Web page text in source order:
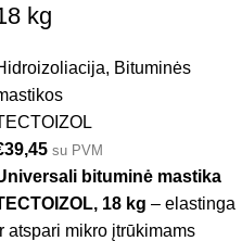
kg
, Bituminės
39,45 su PVM
bituminė mastika
18 kg – elastinga
atspari mikro įtrūkimams